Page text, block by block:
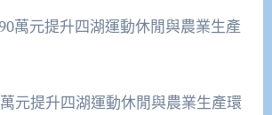
元提升四湖運動休閒與農業生產環